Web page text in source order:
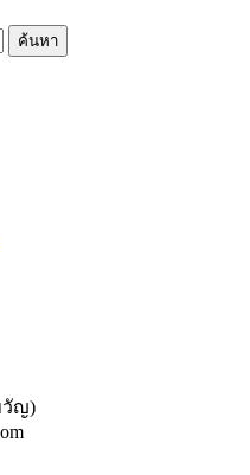
ค้นหา
วัญ)